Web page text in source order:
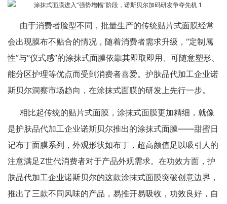
由于消费者脸型不同，批量生产的传统贴片式面膜经常
会出现膜布不贴合的情况，随着消费者需求升级，“定制属
性”与“仪式感”的涂抹式面膜依靠其即取即用、可随意塑形、
能分区护理等优点而受到消费者喜爱。护肤品代加工企业诺
斯贝尔洞察市场趋向，在涂抹式面膜的研发上先行一步。
相比起传统的贴片式面膜，涂抹式面膜更加精细，就像
是护肤品代加工企业诺斯贝尔推出的涂抹式面膜——甜蜜日
记布丁面膜系列，外观形状如布丁，超高颜值足以吸引人的
注意满足Z世代消费者对于产品外观需求。在功效方面，护
肤品代加工企业诺斯贝尔的这款涂抹式面膜突破创意边界，
推出了三款不同风味的产品，易推开易吸收，功效良好，自